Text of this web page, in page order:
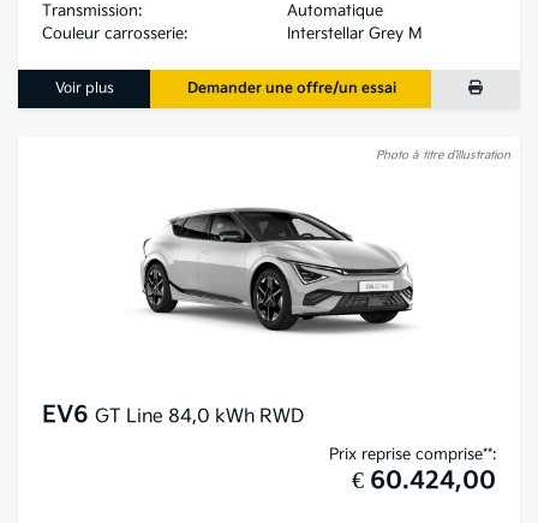
Transmission:
Automatique
Couleur carrosserie:
Interstellar Grey M
Voir plus Demander une offre/un essai
Photo à titre d’illustration
EV6 GT Line 84,0 kWh RWD
Prix reprise comprise**:
€ 60.424,00